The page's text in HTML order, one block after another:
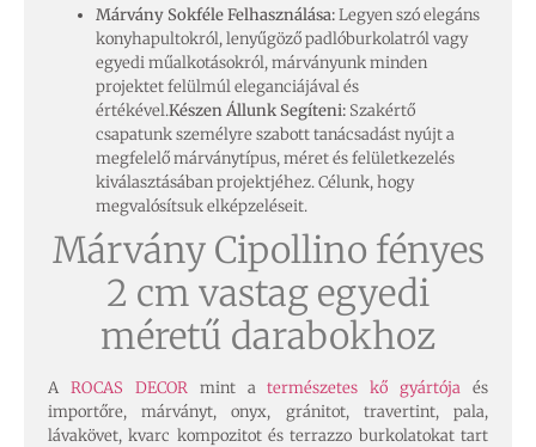
Márvány Sokféle Felhasználása:Legyen szó elegáns
konyhapultokról, lenyűgöző padlóburkolatról vagy
egyedi műalkotásokról, márványunk minden
projektet felülmúl eleganciájával és
értékével.Készen Állunk Segíteni: Szakértő
csapatunk személyre szabott tanácsadást nyújt a
megfelelő márványtípus, méret és felületkezelés
kiválasztásában projektjéhez. Célunk, hogy
megvalósítsuk elképzeléseit.
Márvány Cipollino fényes
2 cm vastag egyedi
méretű darabokhoz
A ROCAS DECORmint atermészetes kő gyártója és
importőre, márványt, onyx, gránitot, travertint, pala,
lávakövet, kvarc kompozitot és terrazzo burkolatokat tart